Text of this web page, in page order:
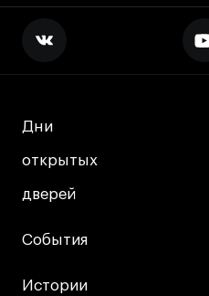
Дни
открытых
дверей
Дни
открытых
дверей
События
События
Истории
Истории